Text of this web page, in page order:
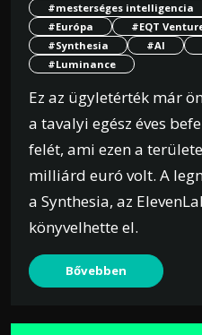
#mesterséges intelligencia
#Európa
#EQT
#Synthesia
#AI
#Luminance
Ez az ügyletérték már
a tavalyi egész éves
felét, ami ezen a
milliárd euró volt. A
a Synthesia, az
könyvelhette el.
Bővebben